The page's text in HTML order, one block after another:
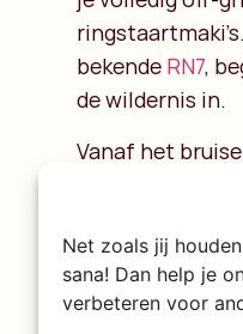
Net zoals jij
sana! Dan help je
verbeteren voor
bekende RN7,
de wildernis in.
Vanaf het
modderpaden,
van
de dag. De